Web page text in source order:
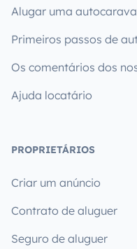
Alugar uma
Primeiros passos de
Os comentários dos
Ajuda locatário
PROPRIETÁRIOS
Criar um anúncio
Contrato de aluguer
Seguro de aluguer